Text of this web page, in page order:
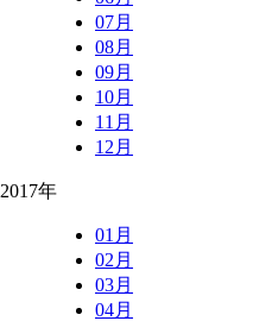
07月
08月
09月
10月
11月
12月
2017年
01月
02月
03月
04月